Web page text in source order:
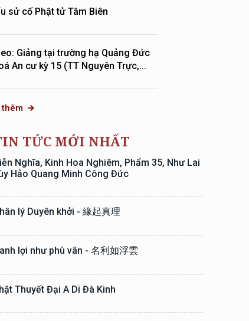
sử cố Phật tử Tâm Biên
Giảng tại trường hạ Quảng Đức
An cư kỳ 15 (TT Nguyên Trực,...
thêm
TỨC MỚI NHẤT
Nghĩa, Kinh Hoa Nghiêm, Phẩm 35, Như Lai
Hảo Quang Minh Công Đức
lý Duyên khởi - 緣起真理
lợi như phù vân - 名利如浮雲
Thuyết Đại A Di Đà Kinh